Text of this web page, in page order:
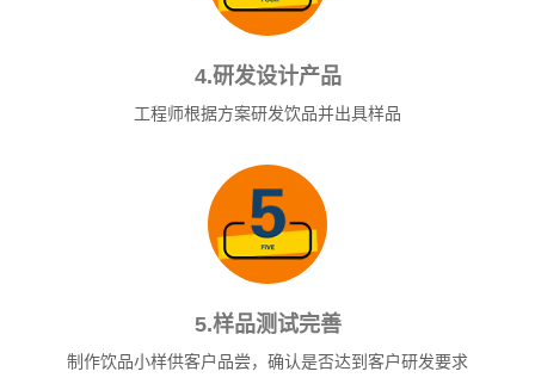
4.研发设计产品
工程师根据方案研发饮品并出具样品
5.样品测试完善
制作饮品小样供客户品尝，确认是否达到客户研发要求